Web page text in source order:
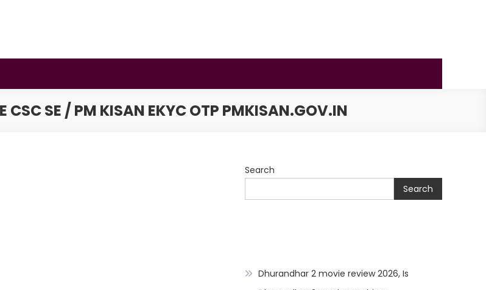
CSC SE / PM KISAN EKYC OTP PMKISAN.GOV.IN
Search
Search
Dhurandhar 2 movie review 2026, Is